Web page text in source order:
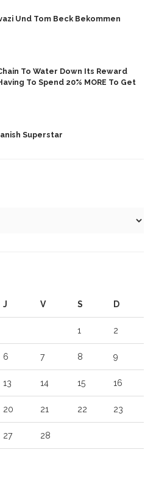
Und Tom Beck Bekommen
To Water Down Its Reward
To Spend 20% MORE To Get
Superstar
J V S D
1 2
6 7 8 9
13 14 15 16
20 21 22 23
27 28